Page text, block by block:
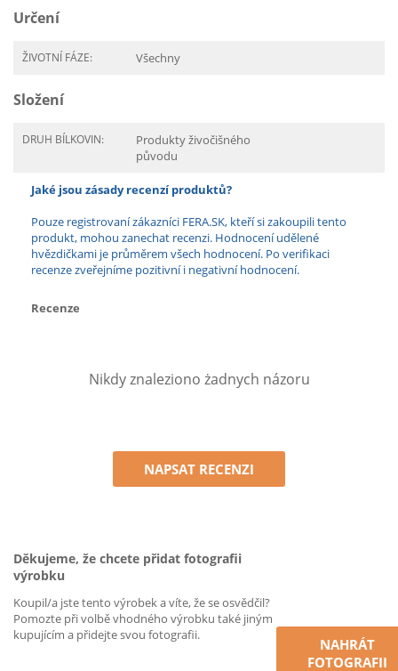
Určení
ŽIVOTNÍ FÁZE: Všechny
Složení
DRUH BÍLKOVIN:
Produkty živočišného
původu
Jaké jsou zásady recenzí produktů?
Pouze registrovaní zákazníci FERA.SK, kteří si zakoupili tento
produkt, mohou zanechat recenzi. Hodnocení udělené
hvězdičkami je průměrem všech hodnocení. Po verifikaci
recenze zveřejníme pozitivní i negativní hodnocení.
Recenze
Nikdy znaleziono żadnych názoru
NAPSAT RECENZI
Děkujeme, že chcete přidat fotografii
výrobku
Koupil/a jste tento výrobek a víte, že se osvědčil?
Pomozte při volbě vhodného výrobku také jiným
kupujícím a přidejte svou fotografii.
NAHRÁT
FOTOGRAFII